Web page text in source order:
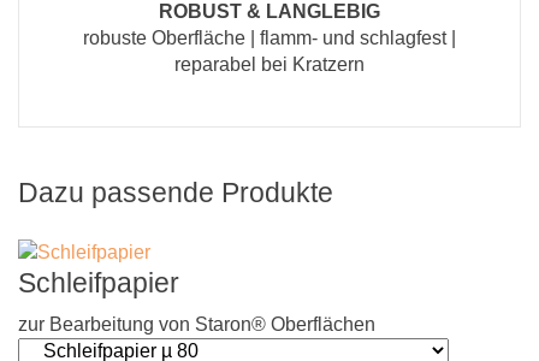
ROBUST & LANGLEBIG
robuste Oberfläche | flamm- und schlagfest |
reparabel bei Kratzern
Dazu passende Produkte
Schleifpapier
zur Bearbeitung von Staron® Oberflächen